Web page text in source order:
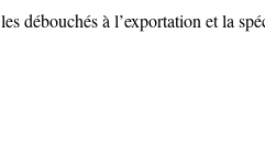
débouchés à l’exportation et la